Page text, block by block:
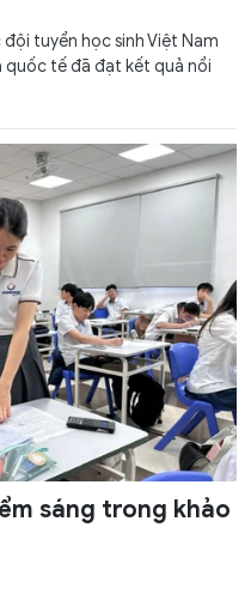
tuyển học sinh Việt Nam
quốc tế đã đạt kết quả nổi
sáng trong khảo